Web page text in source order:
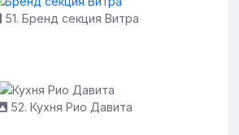
51. Бренд секция Витра
52. Кухня Рио Давита